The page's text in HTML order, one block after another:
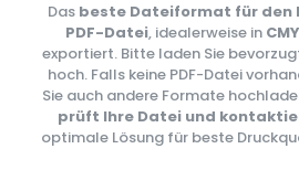
Das beste Dateiformat für den
PDF-Datei, idealerweise in
exportiert. Bitte laden Sie
hoch. Falls keine PDF-Datei
Sie auch andere Formate
prüft Ihre Datei und
optimale Lösung für beste